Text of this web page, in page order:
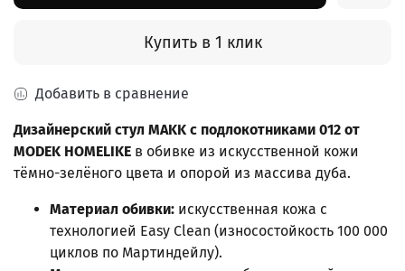
Купить в 1 клик
Добавить в сравнение
Дизайнерский стул MAKK с подлокотниками 012 от
MODEK HOMELIKE в обивке из искусственной кожи
тёмно-зелёного цвета и опорой из массива дуба.
Материал обивки: искусственная кожа с
технологией Easy Clean (износостойкость 100 000
циклов по Мартиндейлу).